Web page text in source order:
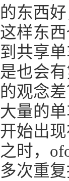
的东西
这样东
到共享
是也会
的观念
大量的
开始出
之时，
多次重